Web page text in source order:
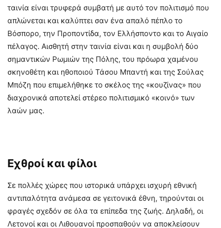
ταινία είναι τρυφερά συμβατή με αυτό τον πολιτισμό που
απλώνεται και καλύπτει σαν ένα απαλό πέπλο το
Βόσπορο, την Προποντίδα, τον Ελλήσποντο και το Αιγαίο
πέλαγος. Αισθητή στην ταινία είναι και η συμβολή δύο
σημαντικών Ρωμιών της Πόλης, του πρόωρα χαμένου
σκηνοθέτη και ηθοποιού Τάσου Μπαντή και της Σούλας
Μπόζη που επιμελήθηκε το σκέλος της «κουζίνας» που
διαχρονικά αποτελεί στέρεο πολιτισμικό «κοινό» των
λαών μας.
Εχθροί και φίλοι
Σε πολλές χώρες που ιστορικά υπάρχει ισχυρή εθνική
αντιπαλότητα ανάμεσα σε γειτονικά έθνη, τηρούνται οι
φραγές σχεδόν σε όλα τα επίπεδα της ζωής. Δηλαδή, οι
Λετονοί και οι Λιθουανοί προσπαθούν να αποκλείσουν